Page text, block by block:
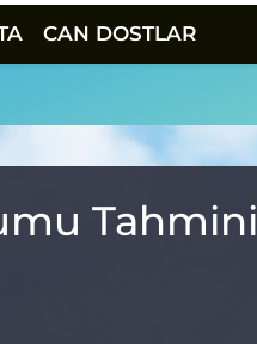
CAN DOSTLAR
Tahmini